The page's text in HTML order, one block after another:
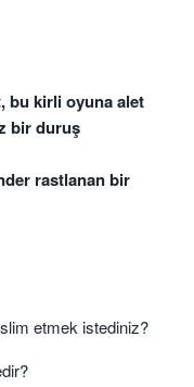
bu kirli oyuna alet
bir duruş
rastlanan bir
etmek istediniz?